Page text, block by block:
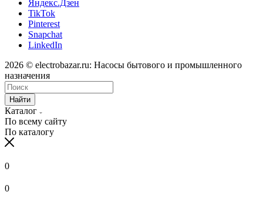
Яндекс.Дзен
TikTok
Pinterest
Snapchat
LinkedIn
2026 © electrobazar.ru: Насосы бытового и промышленного
назначения
Найти
Каталог
По всему сайту
По каталогу
0
0